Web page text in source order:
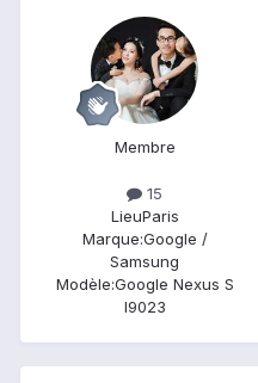
Membre
15
LieuParis
Marque:Google /
Samsung
Modèle:Google Nexus S
I9023